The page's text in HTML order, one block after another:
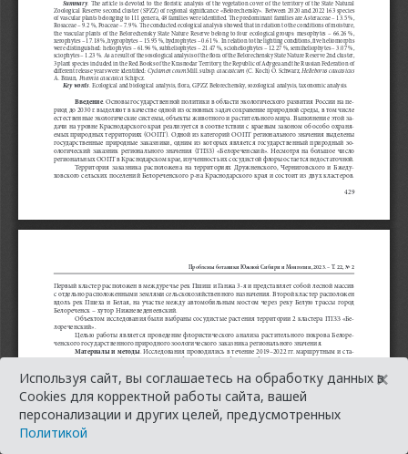
Используя сайт, вы соглашаетесь на обработку данных в
Cookies для корректной работы сайта, вашей
персонализации и других целей, предусмотренных
Политикой
×